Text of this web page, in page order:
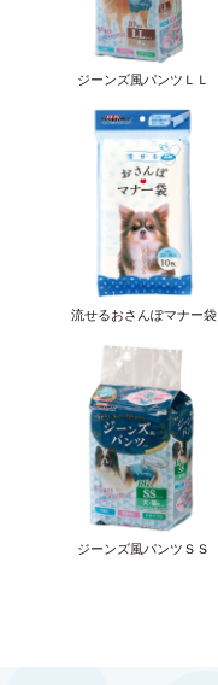
ジーンズ風パンツＬＬ
流せるおさんぽマナー袋
ジーンズ風パンツＳＳ